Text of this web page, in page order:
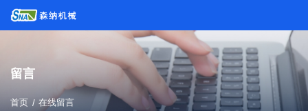
留言
首页 / 在线留言